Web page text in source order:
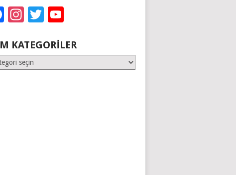
Facebook
Instagram
Twitter
KATEGORILER